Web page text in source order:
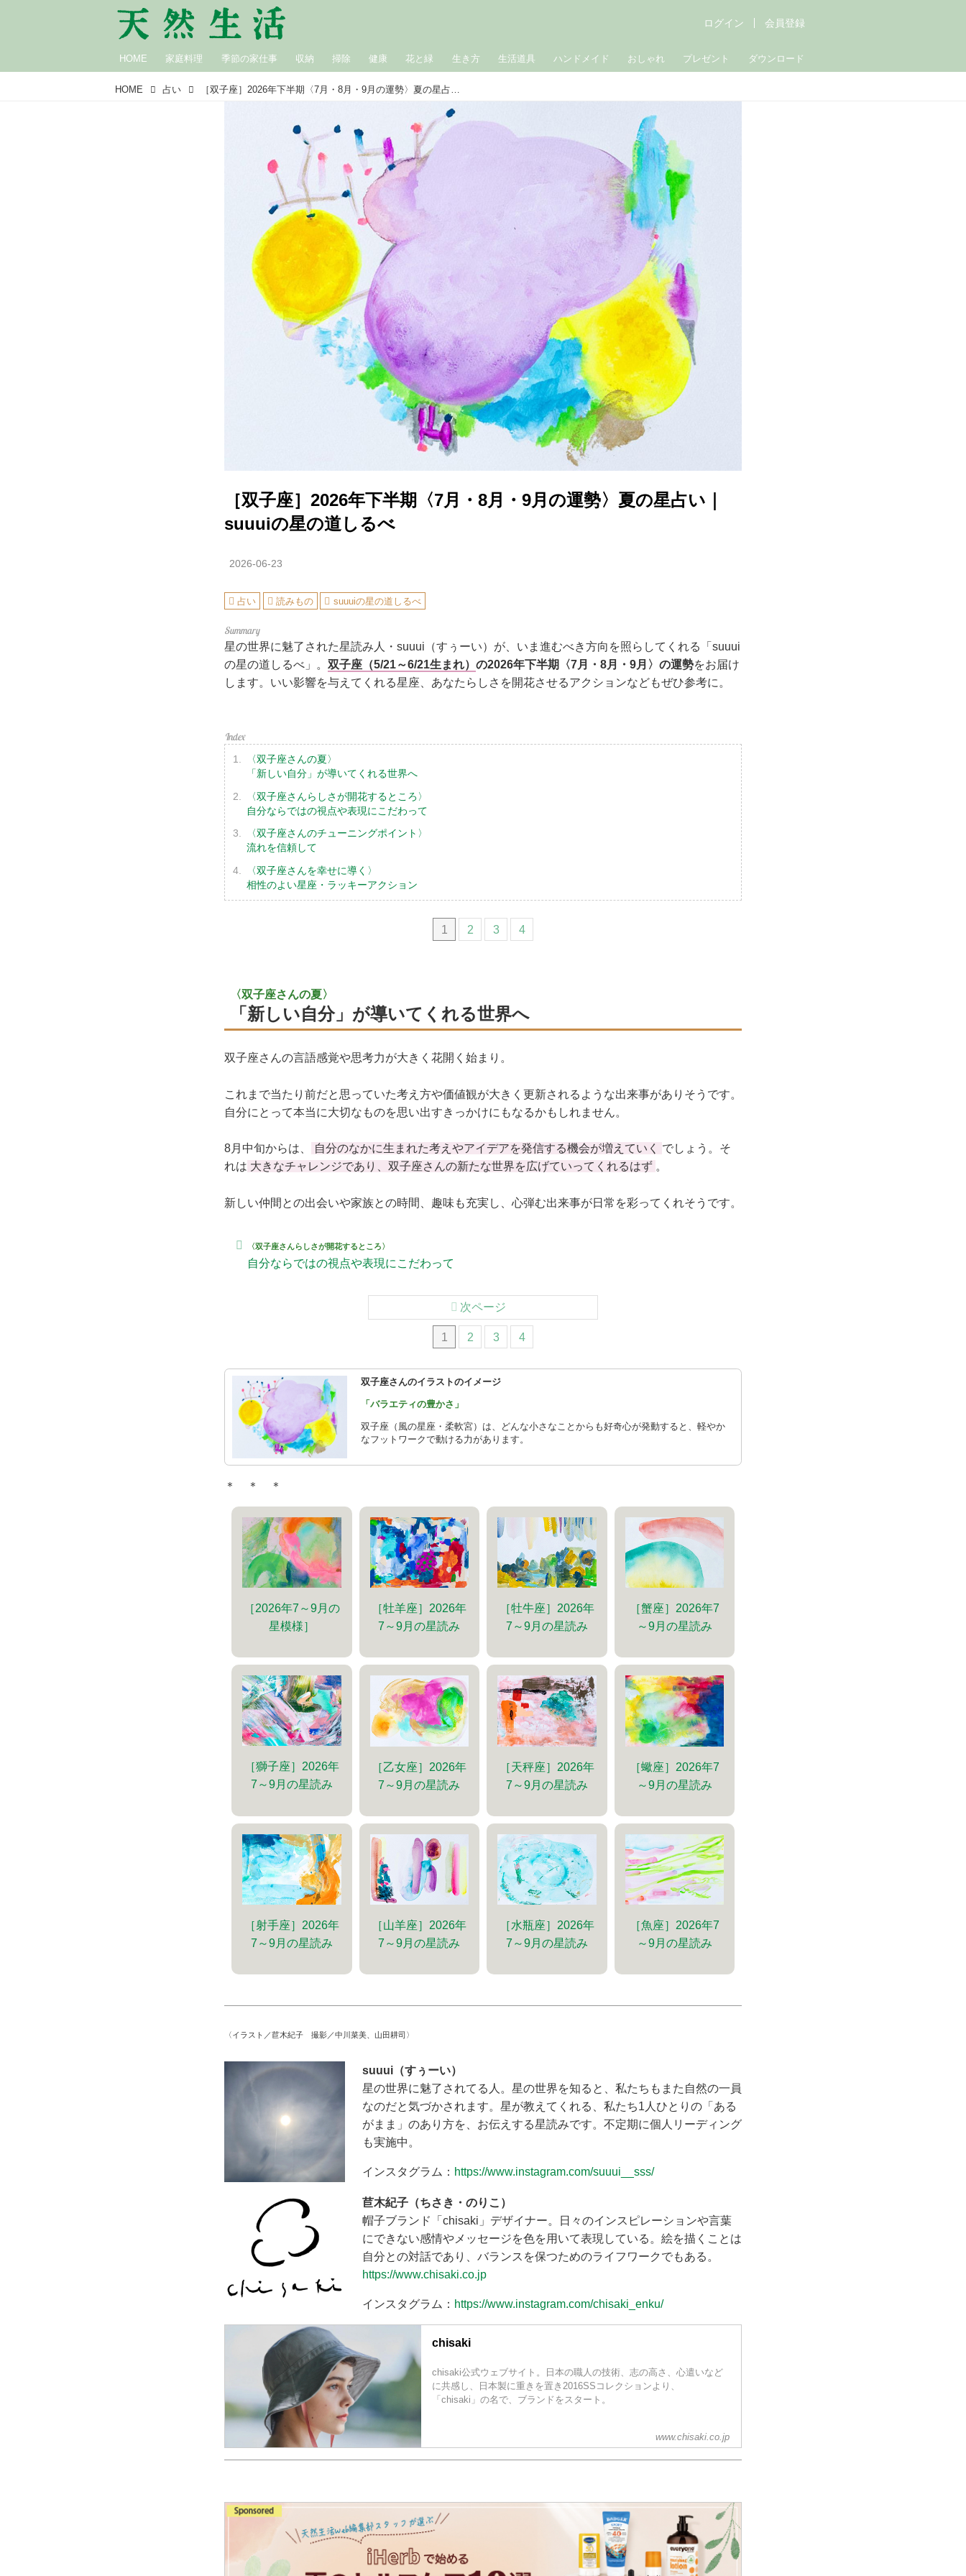
HOME 家庭料理 季節の家仕事 収納 掃除 健康 花と緑 生き方 生活道具 ハンドメイド おしゃれ プレゼント ダウンロード
ログイン 会員登録
HOME 占い ［双子座］2026年下半期〈7月・8月・9月の運勢〉夏の星占い｜suuuiの星の道しるべ
［双子座］2026年下半期〈7月・8月・9月の運勢〉夏の星占い｜
suuuiの星の道しるべ
2026-06-23
占い 読みもの suuuiの星の道しるべ
星の世界に魅了された星読み人・suuui（すぅーい）が、いま進むべき方向を照らしてくれる「suuui
の星の道しるべ」。 双子座（5/21～6/21生まれ） の2026年下半期〈7月・8月・9月〉の運勢をお届け
します。いい影響を与えてくれる星座、あなたらしさを開花させるアクションなどもぜひ参考に。
〈双子座さんの夏〉
「新しい自分」が導いてくれる世界へ
〈双子座さんらしさが開花するところ〉
自分ならではの視点や表現にこだわって
〈双子座さんのチューニングポイント〉
流れを信頼して
〈双子座さんを幸せに導く〉
相性のよい星座・ラッキーアクション
1 2 3 4
〈双子座さんの夏〉
「新しい自分」が導いてくれる世界へ
双子座さんの言語感覚や思考力が大きく花開く始まり。
これまで当たり前だと思っていた考え方や価値観が大きく更新されるような出来事がありそうです。
自分にとって本当に大切なものを思い出すきっかけにもなるかもしれません。
8月中旬からは、 自分のなかに生まれた考えやアイデアを発信する機会が増えていく
でしょう。そ
れは 大きなチャレンジであり、双子座さんの新たな世界を広げていってくれるはず 。
新しい仲間との出会いや家族との時間、趣味も充実し、心弾む出来事が日常を彩ってくれそうです。
〈双子座さんらしさが開花するところ〉
自分ならではの視点や表現にこだわって
1 2 3 4
次ページ
双子座さんのイラストのイメージ
「バラエティの豊かさ」
双子座（風の星座・柔軟宮）は、どんな小さなことからも好奇心が発動すると、軽やか
なフットワークで動ける力があります。
＊ ＊ ＊
［2026年7～9月の
星模様］
［牡羊座］2026年
7～9月の星読み
［牡牛座］2026年
7～9月の星読み
［蟹座］2026年7
～9月の星読み
［獅子座］2026年
7～9月の星読み
［乙女座］2026年
7～9月の星読み
［天秤座］2026年
7～9月の星読み
［蠍座］2026年7
～9月の星読み
［射手座］2026年
7～9月の星読み
［山羊座］2026年
7～9月の星読み
［水瓶座］2026年
7～9月の星読み
［魚座］2026年7
～9月の星読み
〈イラスト／苣木紀子 撮影／中川菜美、山田耕司〉
suuui（すぅーい）
星の世界に魅了されてる人。星の世界を知ると、私たちもまた自然の一員
なのだと気づかされます。星が教えてくれる、私たち1人ひとりの「ある
がまま」のあり方を、お伝えする星読みです。不定期に個人リーディング
も実施中。
インスタグラム： https://www.instagram.com/suuui__sss/
苣木紀子（ちさき・のりこ）
帽子ブランド「chisaki」デザイナー。日々のインスピレーションや言葉
にできない感情やメッセージを色を用いて表現している。絵を描くことは
自分との対話であり、バランスを保つためのライフワークでもある。
https://www.chisaki.co.jp
インスタグラム： https://www.instagram.com/chisaki_enku/
chisaki
chisaki公式ウェブサイト。日本の職人の技術、志の高さ、心遣いなど
に共感し、日本製に重きを置き2016SSコレクションより、
「chisaki」の名で、ブランドをスタート。
www.chisaki.co.jp